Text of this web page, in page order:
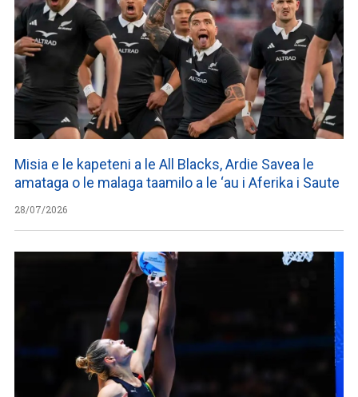
Misia e le kapeteni a le All Blacks, Ardie Savea le
amataga o le malaga taamilo a le ‘au i Aferika i Saute
28/07/2026